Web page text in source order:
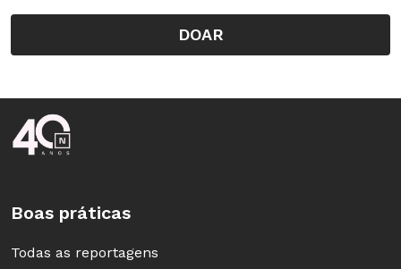
DOAR
Rodapé da Nova Escola
Boas práticas
Todas as reportagens